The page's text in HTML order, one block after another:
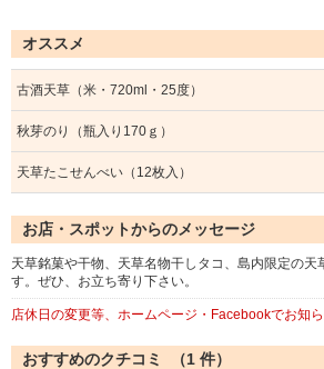
オススメ
古酒天草（米・720ml・25度）
秋芽のり（瓶入り170ｇ）
天草たこせんべい（12枚入）
お店・スポットからのメッセージ
天草銘菓や干物、天草名物干しタコ、島内限定の
す。ぜひ、お立ち寄り下さい。
店休日の変更等、ホームページ・Facebookでお知ら
おすすめのクチコミ （1 件）